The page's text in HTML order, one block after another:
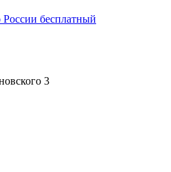
России бесплатный
3